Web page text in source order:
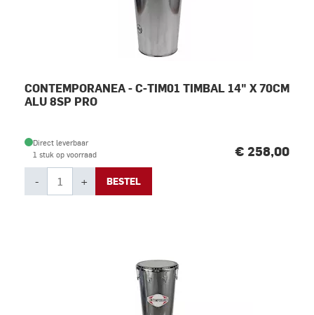
CONTEMPORANEA - C-TIM01 TIMBAL 14" X 70CM
ALU 8SP PRO
Direct leverbaar
1 stuk op voorraad
€ 258,00
- + BESTEL